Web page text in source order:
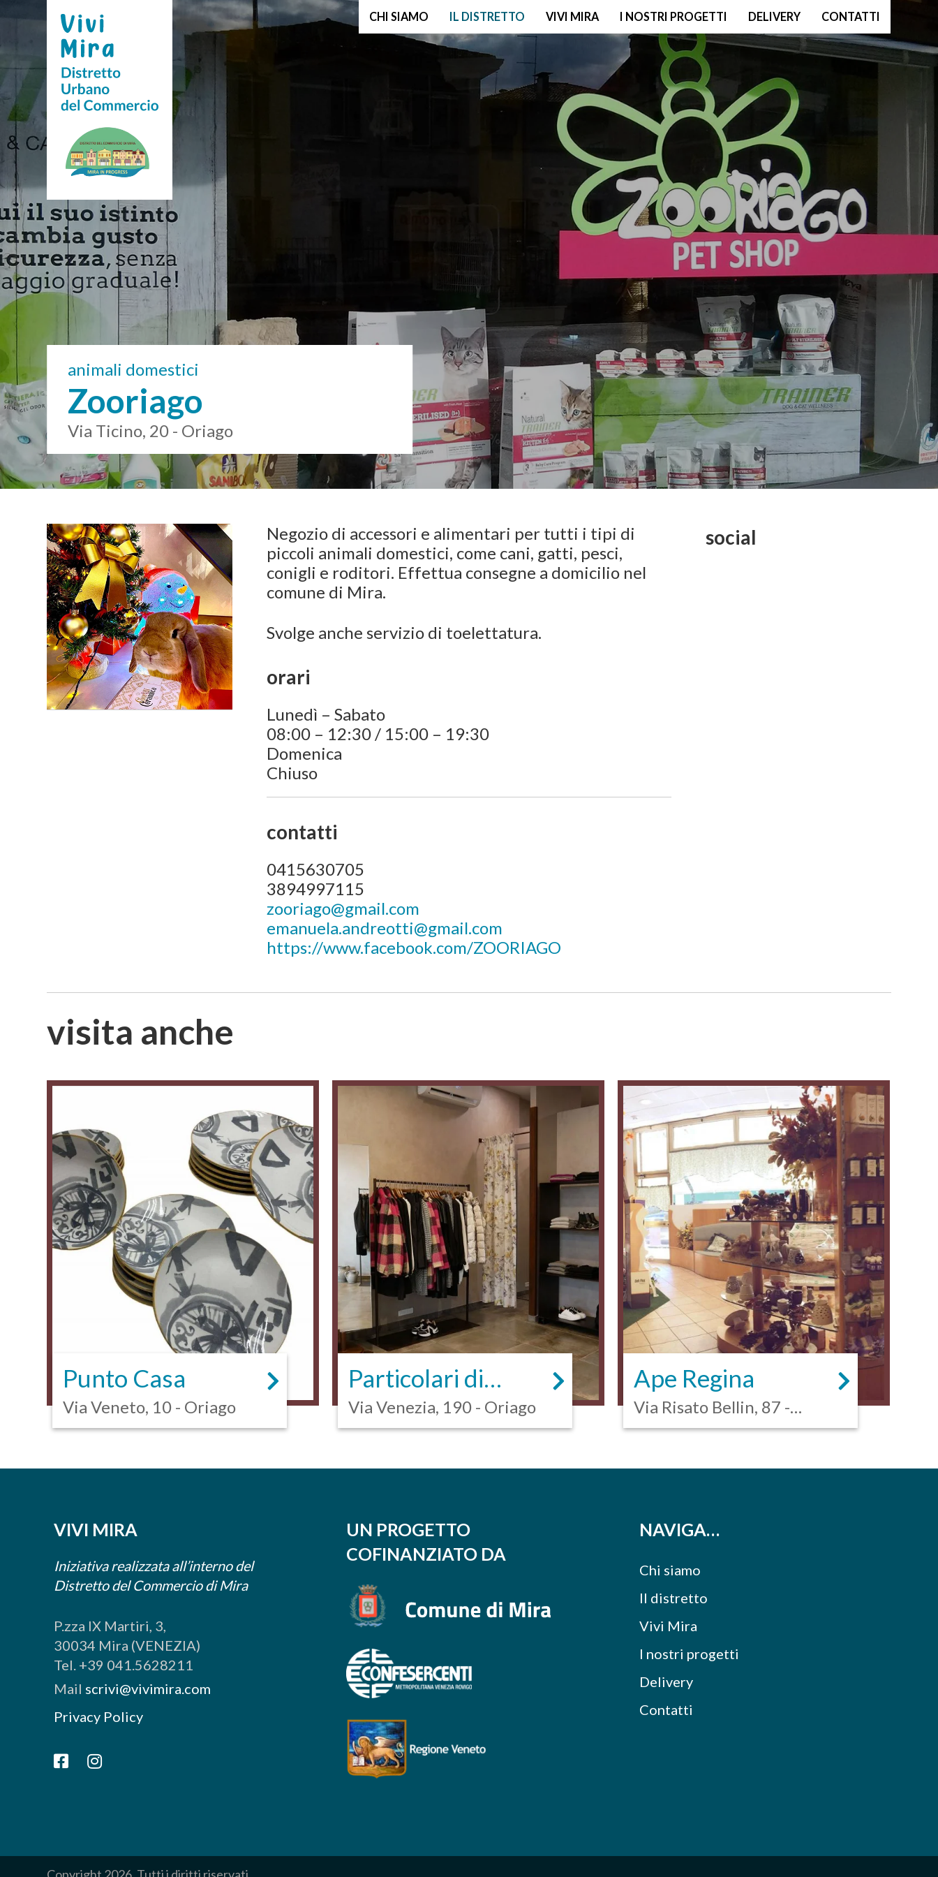
CHI SIAMO IL DISTRETTO VIVI MIRA I NOSTRI PROGETTI DELIVERY CONTATTI
animali domestici
Zooriago
Via Ticino, 20 - Oriago
Negozio di accessori e alimentari per tutti i tipi di
piccoli animali domestici, come cani, gatti, pesci,
conigli e roditori. Effettua consegne a domicilio nel
comune di Mira.
Svolge anche servizio di toelettatura.
orari
Lunedì – Sabato
08:00 – 12:30 / 15:00 – 19:30
Domenica
Chiuso
contatti
0415630705
3894997115
zooriago@gmail.com
emanuela.andreotti@gmail.com
https://www.facebook.com/ZOORIAGO
social
visita anche
Punto Casa
Via Veneto, 10 - Oriago
Particolari di
moda
Via Venezia, 190 - Oriago
Ape Regina
Via Risato Bellin, 87 -
Oriago
VIVI MIRA
Iniziativa realizzata all’interno del
Distretto del Commercio di Mira
P.zza IX Martiri, 3,
30034 Mira (VENEZIA)
Tel. +39 041.5628211
Mail scrivi@vivimira.com
Privacy Policy
UN PROGETTO
COFINANZIATO DA
NAVIGA…
Chi siamo
Il distretto
Vivi Mira
I nostri progetti
Delivery
Contatti